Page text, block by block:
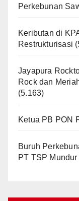
Perkebunan
Keributan di
Restrukturisasi
Jayapura
Rock dan
(5.163)
Ketua PB PON
Buruh
PT TSP